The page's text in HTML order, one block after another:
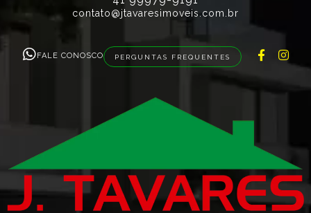
contato@jtavaresimoveis.com.br
FALE CONOSCO PERGUNTAS FREQUENTES